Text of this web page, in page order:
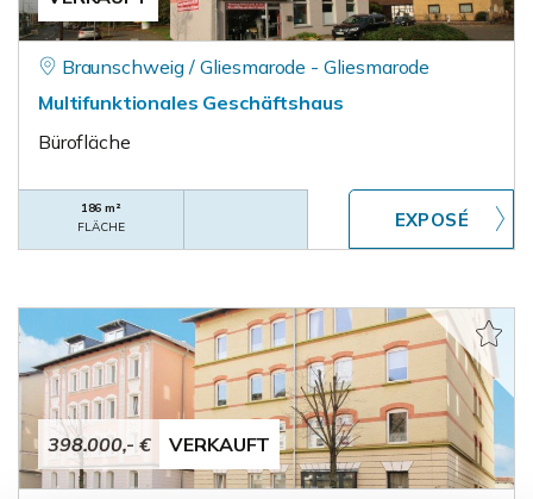
Braunschweig / Gliesmarode - Gliesmarode
Multifunktionales Geschäftshaus
Bürofläche
186 m²
FLÄCHE
398.000,- € VERKAUFT